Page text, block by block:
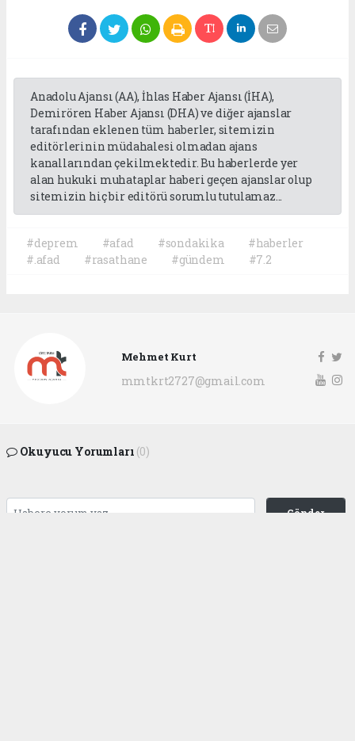
Anadolu Ajansı (AA), İhlas Haber Ajansı (İHA),
Demirören Haber Ajansı (DHA) ve diğer ajanslar
tarafından eklenen tüm haberler, sitemizin
editörlerinin müdahalesi olmadan ajans
kanallarından çekilmektedir. Bu haberlerde yer
alan hukuki muhataplar haberi geçen ajanslar olup
sitemizin hiç bir editörü sorumlu tutulamaz...
#deprem #afad #sondakika
#haberler
#.afad
#rasathane #gündem #7.2
Mehmet Kurt
mmtkrt2727@gmail.com
Okuyucu Yorumları (0)
Gönder